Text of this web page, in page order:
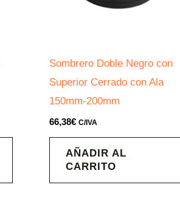
Sombrero Doble Negro con
Superior Cerrado con Ala
150mm-200mm
66,38€ C/IVA
AÑADIR AL
CARRITO